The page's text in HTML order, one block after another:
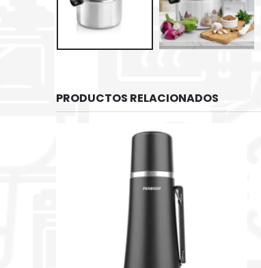
PRODUCTOS RELACIONADOS